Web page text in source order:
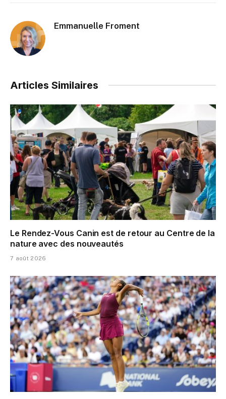
Emmanuelle Froment
Articles Similaires
Le Rendez-Vous Canin est de retour au Centre de la
nature avec des nouveautés
7 août 2026